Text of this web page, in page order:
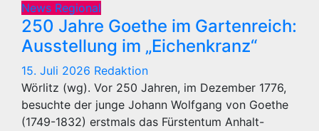
News Regional
250 Jahre Goethe im Gartenreich:
Ausstellung im „Eichenkranz“
15. Juli 2026 Redaktion
Wörlitz (wg). Vor 250 Jahren, im Dezember 1776,
besuchte der junge Johann Wolfgang von Goethe
(1749-1832) erstmals das Fürstentum Anhalt-